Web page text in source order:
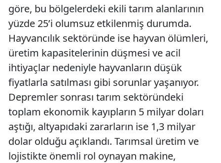
göre, bu bölgelerdeki ekili tarım alanlarının
yüzde 25’i olumsuz etkilenmiş durumda.
Hayvancılık sektöründe ise hayvan ölümleri,
üretim kapasitelerinin düşmesi ve acil
ihtiyaçlar nedeniyle hayvanların düşük
fiyatlarla satılması gibi sorunlar yaşanıyor.
Depremler sonrası tarım sektöründeki
toplam ekonomik kayıpların 5 milyar doları
aştığı, altyapıdaki zararların ise 1,3 milyar
dolar olduğu açıklandı. Tarımsal üretim ve
lojistikte önemli rol oynayan makine,